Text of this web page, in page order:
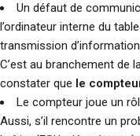
Un défaut de
l’ordinateur interne du
transmission
C’est au branchement de
constater que le
Le compteur joue un
Aussi, s’il rencontre un